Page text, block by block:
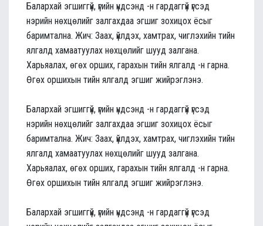
Балархай эгшиггүй, үгийн үндсэнд -н гардаггүй үгсэд
нэрийн нөхцөлийг залгахдаа эгшиг зохицох ёсыг
баримтална. Жич: Заах, үйлдэх, хамтрах, чиглэхийн тийн
ялгалд хамаатуулах нөхцөлийг шууд залгана.
Харьяалах, өгөх орших, гарахын тийн ялгалд -н гарна.
Өгөх оршихын тийн ялгалд эгшиг жийрэглэнэ.
Балархай эгшиггүй, үгийн үндсэнд -н гардаггүй үгсэд
нэрийн нөхцөлийг залгахдаа эгшиг зохицох ёсыг
баримтална. Жич: Заах, үйлдэх, хамтрах, чиглэхийн тийн
ялгалд хамаатуулах нөхцөлийг шууд залгана.
Харьяалах, өгөх орших, гарахын тийн ялгалд -н гарна.
Өгөх оршихын тийн ялгалд эгшиг жийрэглэнэ.
Балархай эгшиггүй, үгийн үндсэнд -н гардаггүй үгсэд